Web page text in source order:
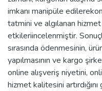
imkanı manipüle
tatmini ve algılanan
etkileriincelenmiştir.
sırasında ödenmesinin,
yapılmasının ve kargo
online alışveriş niyetini,
hizmet kalitesini